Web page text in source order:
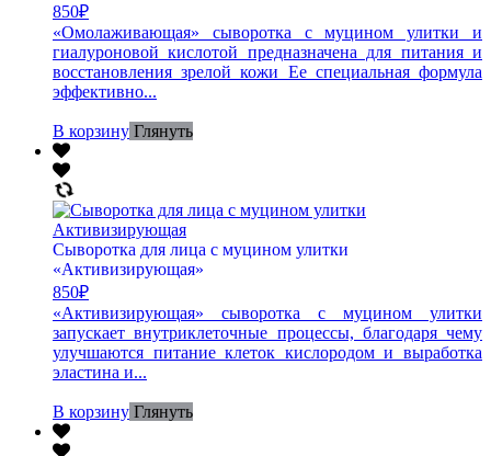
850₽
«Омолаживающая» сыворотка с муцином улитки и
гиалуроновой кислотой предназначена для питания и
восстановления зрелой кожи Ее специальная формула
эффективно...
В корзину Глянуть
Сыворотка для лица с муцином улитки
«Активизирующая»
850₽
«Активизирующая» сыворотка с муцином улитки
запускает внутриклеточные процессы, благодаря чему
улучшаются питание клеток кислородом и выработка
эластина и...
В корзину Глянуть